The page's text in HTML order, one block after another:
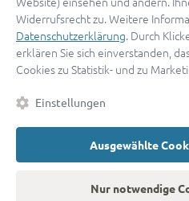
Sie haben noch keinen
oder als
© 2026
Widerrufsrecht zu. Weitere
Datenschutzerklärung. Durch
erklären Sie sich einverstanden,
Cookies zu Statistik- und zu
Einstellungen
Ausgewählte
Nur notwendige